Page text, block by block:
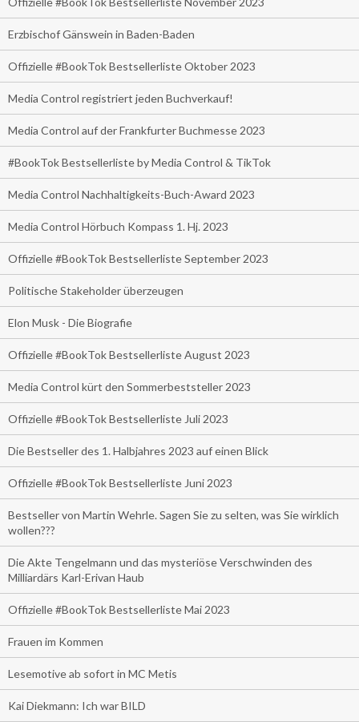
Erzbischof Gänswein in Baden-Baden
Offizielle #BookTok Bestsellerliste Oktober 2023
Media Control registriert jeden Buchverkauf!
Media Control auf der Frankfurter Buchmesse 2023
#BookTok Bestsellerliste by Media Control & TikTok
Media Control Nachhaltigkeits-Buch-Award 2023
Media Control Hörbuch Kompass 1. Hj. 2023
Offizielle #BookTok Bestsellerliste September 2023
Politische Stakeholder überzeugen
Elon Musk - Die Biografie
Offizielle #BookTok Bestsellerliste August 2023
Media Control kürt den Sommerbeststeller 2023
Offizielle #BookTok Bestsellerliste Juli 2023
Die Bestseller des 1. Halbjahres 2023 auf einen Blick
Offizielle #BookTok Bestsellerliste Juni 2023
Bestseller von Martin Wehrle. Sagen Sie zu selten, was Sie wirklich
wollen???
Die Akte Tengelmann und das mysteriöse Verschwinden des
Milliardärs Karl-Erivan Haub
Offizielle #BookTok Bestsellerliste Mai 2023
Frauen im Kommen
Lesemotive ab sofort in MC Metis
Kai Diekmann: Ich war BILD